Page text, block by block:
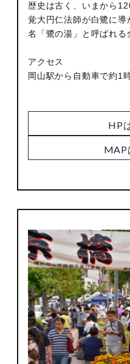
歴史は古く、いまから
覚大円仁法師が白鷺に導
名「鷺の湯」と呼ばれる
アクセス
岡山駅から自動車で約1
HP
MAP